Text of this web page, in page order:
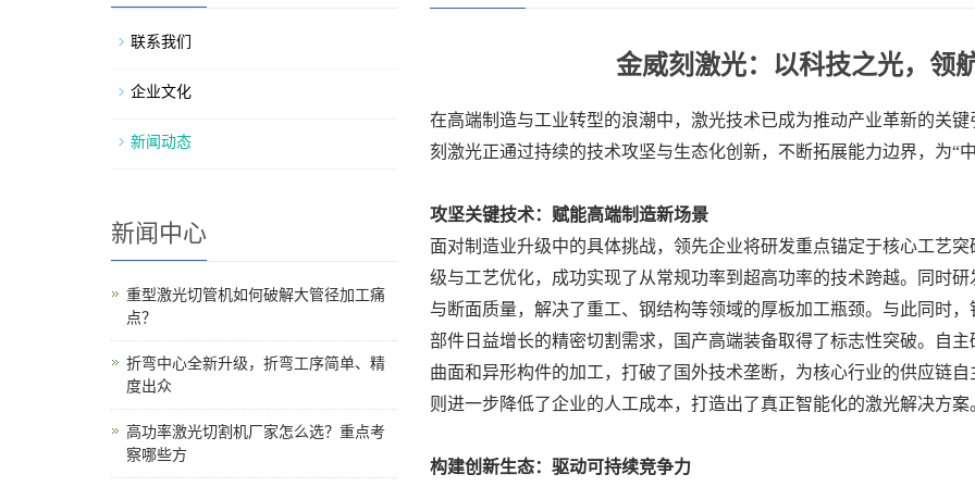
金威刻激光：以科技之光，领
在高端制造与工业转型的浪潮中，激光技术已成为推动产业革新的关
刻激光正通过持续的技术攻坚与生态化创新，不断拓展能力边界，为“
攻坚关键技术：赋能高端制造新场景
面对制造业升级中的具体挑战，领先企业将研发重点锚定于核心工艺
级与工艺优化，成功实现了从常规功率到超高功率的技术跨越。同时
与断面质量，解决了重工、钢结构等领域的厚板加工瓶颈。与此同时
部件日益增长的精密切割需求，国产高端装备取得了标志性突破。自
曲面和异形构件的加工，打破了国外技术垄断，为核心行业的供应链
则进一步降低了企业的人工成本，打造出了真正智能化的激光解决方案
构建创新生态：驱动可持续竞争力
联系我们
企业文化
新闻动态
新闻中心
重型激光切管机如何破解大管径加工痛
点？
折弯中心全新升级，折弯工序简单、精
度出众
高功率激光切割机厂家怎么选？重点考
察哪些方